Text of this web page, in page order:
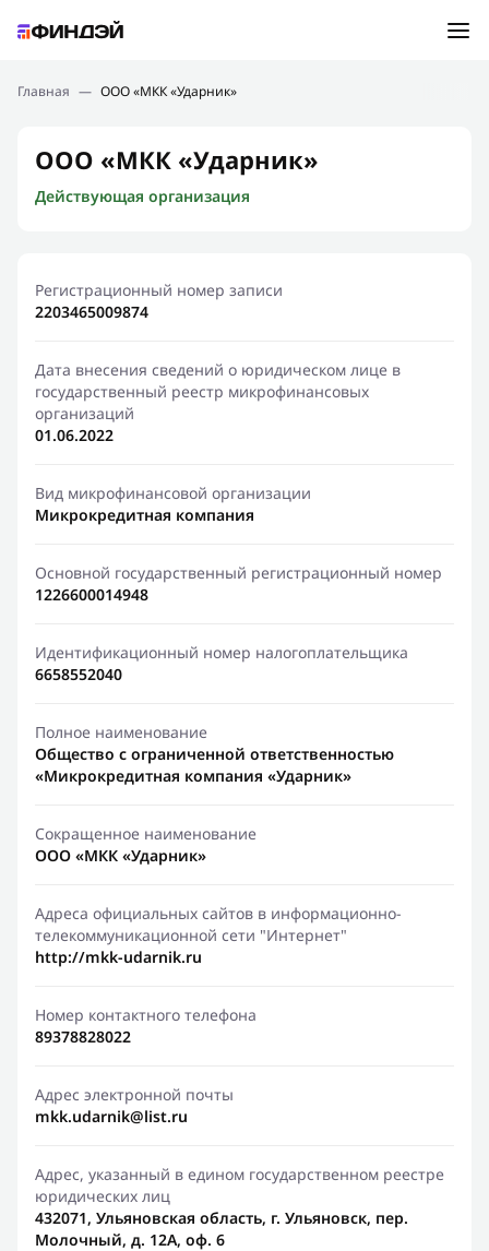
Подбор займа
Новости
Финансовое просвещение
Главная — ООО «МКК «Ударник»
ООО «МКК «Ударник»
Действующая организация
Регистрационный номер записи
2203465009874
Дата внесения сведений о юридическом лице в
государственный реестр микрофинансовых
организаций
01.06.2022
Вид микрофинансовой организации
Микрокредитная компания
Основной государственный регистрационный номер
1226600014948
Идентификационный номер налогоплательщика
6658552040
Полное наименование
Общество с ограниченной ответственностью
«Микрокредитная компания «Ударник»
Сокращенное наименование
ООО «МКК «Ударник»
Адреса официальных сайтов в информационно-
телекоммуникационной сети "Интернет"
http://mkk-udarnik.ru
Номер контактного телефона
89378828022
Адрес электронной почты
mkk.udarnik@list.ru
Адрес, указанный в едином государственном реестре
юридических лиц
432071, Ульяновская область, г. Ульяновск, пер.
Молочный, д. 12А, оф. 6
Ошибка:Контактная форма не найдена.
Спасибо, что написали нам
Мы свяжемся с Вами в ближайшее время и сообщим
результат
Отправить новый запрос